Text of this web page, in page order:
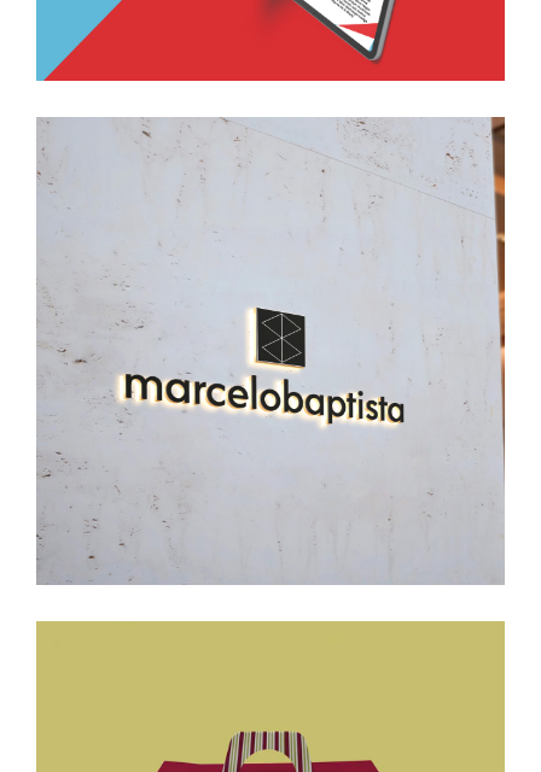
Marcelo Baptista